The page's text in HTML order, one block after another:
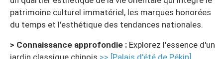
patrimoine culturel immatériel, les marques honorées
du temps et l'esthétique des tendances nationales.
> Connaissance approfondie : Explorez l'essence d'un
jardin classique chinois >> [Palais d'été de Pékin]